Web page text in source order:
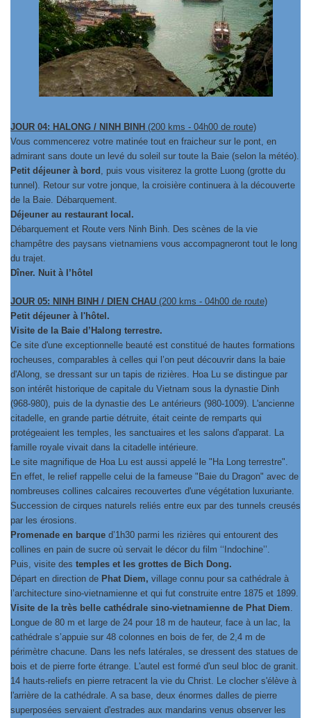
JOUR 04: HALONG / NINH BINH (200 kms - 04h00 de route)
Vous commencerez votre matinée tout en fraicheur sur le pont, en
admirant sans doute un levé du soleil sur toute la Baie (selon la météo).
Petit déjeuner à bord , puis vous visiterez la grotte Luong (grotte du
tunnel). Retour sur votre jonque, la croisière continuera à la découverte
de la Baie. Débarquement.
Déjeuner au restaurant local.
Débarquement et Route vers Ninh Binh. Des scènes de la vie
champêtre des paysans vietnamiens vous accompagneront tout le long
du trajet.
Dîner. Nuit à l’hôtel
JOUR 05: NINH BINH / DIEN CHAU (200 kms - 04h00 de route)
Petit déjeuner à l'hôtel.
Visite de la Baie d’Halong terrestre.
Ce site d'une exceptionnelle beauté est constitué de hautes formations
rocheuses, comparables à celles qui l’on peut découvrir dans la baie
d'Along, se dressant sur un tapis de rizières. Hoa Lu se distingue par
son intérêt historique de capitale du Vietnam sous la dynastie Dinh
(968-980), puis de la dynastie des Le antérieurs (980-1009). L'ancienne
citadelle, en grande partie détruite, était ceinte de remparts qui
protégeaient les temples, les sanctuaires et les salons d'apparat. La
famille royale vivait dans la citadelle intérieure.
Le site magnifique de Hoa Lu est aussi appelé le "Ha Long terrestre".
En effet, le relief rappelle celui de la fameuse "Baie du Dragon" avec de
nombreuses collines calcaires recouvertes d'une végétation luxuriante.
Succession de cirques naturels reliés entre eux par des tunnels creusés
par les érosions.
Promenade en barque d’1h30 parmi les rizières qui entourent des
collines en pain de sucre où servait le décor du film ‘‘Indochine’’.
Puis, visite des temples et les grottes de Bich Dong.
Départ en direction de Phat Diem, village connu pour sa cathédrale à
l’architecture sino-vietnamienne et qui fut construite entre 1875 et 1899.
Visite de la très belle cathédrale sino-vietnamienne de Phat Diem
Longue de 80 m et large de 24 pour 18 m de hauteur, face à un lac, la
cathédrale s’appuie sur 48 colonnes en bois de fer, de 2,4 m de
périmètre chacune. Dans les nefs latérales, se dressent des statues de
bois et de pierre forte étrange. L'autel est formé d'un seul bloc de granit.
14 hauts-reliefs en pierre retracent la vie du Christ. Le clocher s'élève à
l'arrière de la cathédrale. A sa base, deux énormes dalles de pierre
superposées servaient d'estrades aux mandarins venus observer les